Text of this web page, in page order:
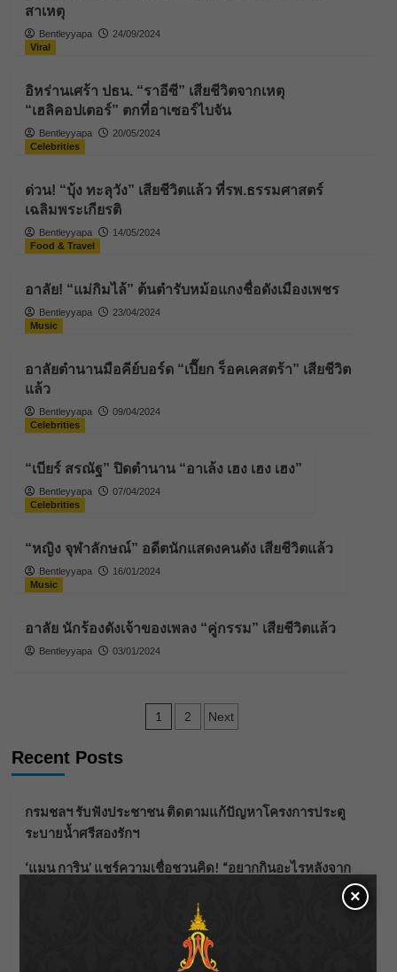
สาเหตุ
Bentleyyapa
24/09/2024
Viral
อิหร่านเศร้า ปธน. “ราอีซี” เสียชีวิตจากเหตุ
“เฮลิคอปเตอร์” ตกที่อาเซอร์ไบจัน
Bentleyyapa
20/05/2024
Celebrities
ด่วน! “บุ้ง ทะลุวัง” เสียชีวิตแล้ว ที่รพ.ธรรมศาสตร์
เฉลิมพระเกียรติ
Bentleyyapa
14/05/2024
Food & Travel
อาลัย! “แม่กิมไล้” ต้นตำรับหม้อแกงชื่อดังเมืองเพชร
Bentleyyapa
23/04/2024
Music
อาลัยตำนานมือคีย์บอร์ด “เปี๊ยก ร็อคเคสตร้า” เสียชีวิต
แล้ว
Bentleyyapa
09/04/2024
Celebrities
“เบียร์ สรณัฐ” ปิดตำนาน “อาเล้ง เฮง เฮง เฮง”
Bentleyyapa
07/04/2024
Celebrities
“หญิง จุฬาลักษณ์” อดีตนักแสดงคนดัง เสียชีวิตแล้ว
Bentleyyapa
16/01/2024
Music
อาลัย นักร้องดังเจ้าของเพลง “คู่กรรม” เสียชีวิตแล้ว
Bentleyyapa 03/01/2024
Posts
1 2 Next
Recent Posts
กรมชลฯ รับฟังประชาชน ติดตามแก้ปัญหาโครงการประตู
ระบายน้ำศรีสองรักฯ
‘แมน การิน’ แชร์ความเชื่อชวนคิด! “อยากกินอะไรหลังจาก
ราชเลขานุการในพระองค์ฯ ติดตามโครงการหุบกะพง–ห้วย
ทรายใต้ เสริมความมั่นคงน้ำเพชรบุรี
×